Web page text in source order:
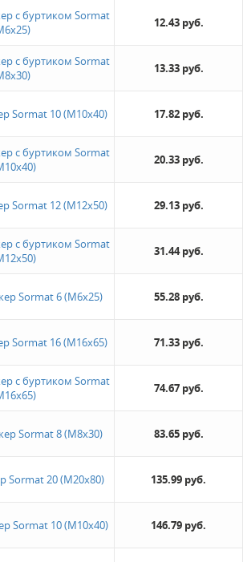
подходящего?
с буртиком Sormat
12.43 руб.
с буртиком Sormat
13.33 руб.
Sormat 10 (M10х40) 17.82 руб.
с буртиком Sormat
20.33 руб.
Sormat 12 (M12х50) 29.13 руб.
с буртиком Sormat
31.44 руб.
Sormat 6 (M6х25) 55.28 руб.
Sormat 16 (M16х65) 71.33 руб.
с буртиком Sormat
74.67 руб.
Sormat 8 (M8х30) 83.65 руб.
Sormat 20 (M20х80) 135.99 руб.
Sormat 10 (M10х40) 146.79 руб.